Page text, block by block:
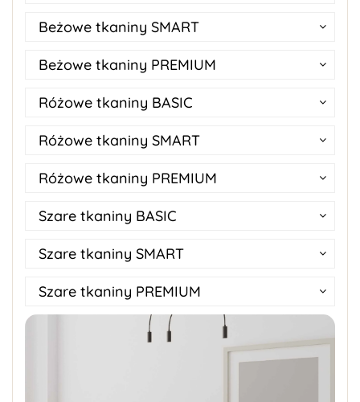
Beżowe tkaniny SMART
Beżowe tkaniny PREMIUM
Różowe tkaniny BASIC
Różowe tkaniny SMART
Różowe tkaniny PREMIUM
Szare tkaniny BASIC
Szare tkaniny SMART
Szare tkaniny PREMIUM